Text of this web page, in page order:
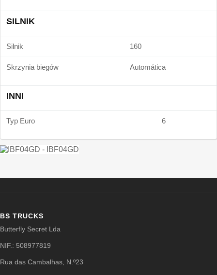
SILNIK
Silnik 160
Skrzynia biegów Automática
INNI
Typ Euro 6
BS TRUCKS
Butterfly Secret Lda
NIF.: 508977819
Rua das Cambalhas, N.º23